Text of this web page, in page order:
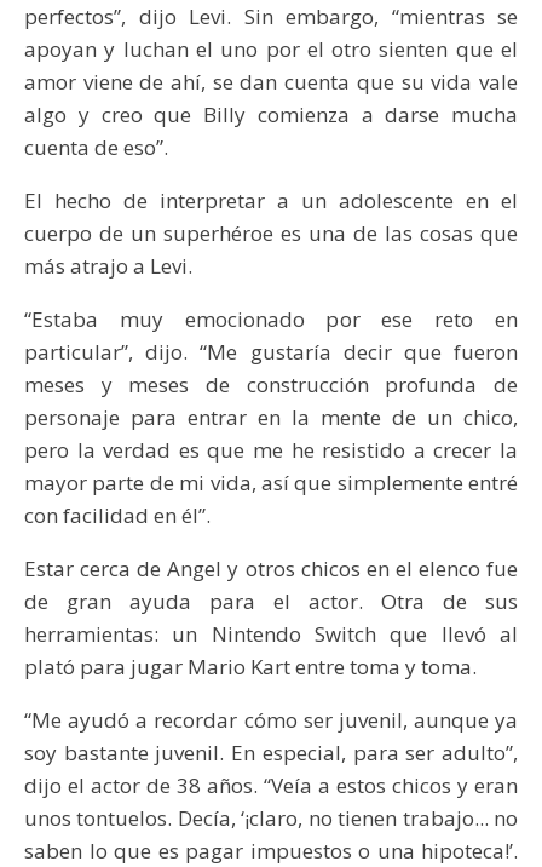
perfectos”, dijo Levi. Sin embargo, “mientras se
apoyan y luchan el uno por el otro sienten que el
amor viene de ahí, se dan cuenta que su vida vale
algo y creo que Billy comienza a darse mucha
cuenta de eso”.
El hecho de interpretar a un adolescente en el
cuerpo de un superhéroe es una de las cosas que
más atrajo a Levi.
“Estaba muy emocionado por ese reto en
particular”, dijo. “Me gustaría decir que fueron
meses y meses de construcción profunda de
personaje para entrar en la mente de un chico,
pero la verdad es que me he resistido a crecer la
mayor parte de mi vida, así que simplemente entré
con facilidad en él”.
Estar cerca de Angel y otros chicos en el elenco fue
de gran ayuda para el actor. Otra de sus
herramientas: un Nintendo Switch que llevó al
plató para jugar Mario Kart entre toma y toma.
“Me ayudó a recordar cómo ser juvenil, aunque ya
soy bastante juvenil. En especial, para ser adulto”,
dijo el actor de 38 años. “Veía a estos chicos y eran
unos tontuelos. Decía, ‘¡claro, no tienen trabajo... no
saben lo que es pagar impuestos o una hipoteca!’.